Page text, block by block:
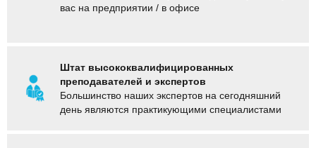
вас на предприятии / в офисе
Штат высококвалифицированных
преподавателей и экспертов
Большинство наших экспертов на сегодняшний
день являются практикующими специалистами